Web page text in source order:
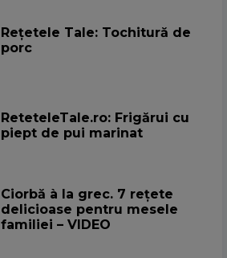
Rețetele Tale: Tochitură de
porc
ReteteleTale.ro: Frigărui cu
piept de pui marinat
Ciorbă à la grec. 7 rețete
delicioase pentru mesele
familiei – VIDEO